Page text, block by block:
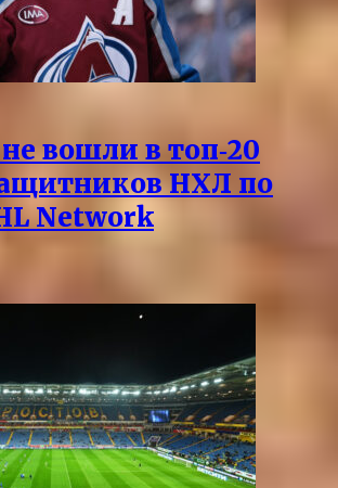
вошли в топ‑20
НХЛ по
Network